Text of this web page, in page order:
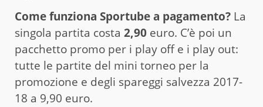
Come funziona Sportube a pagamento? La
singola partita costa 2,90 euro. C’è poi un
pacchetto promo per i play off e i play out:
tutte le partite del mini torneo per la
promozione e degli spareggi salvezza 2017-
18 a 9,90 euro.